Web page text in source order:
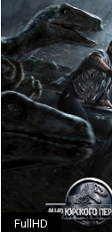
FullHD